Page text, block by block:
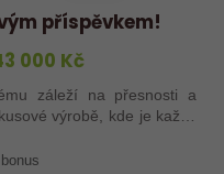
příspěvkem!
000 Kč
záleží na přesnosti a
výrobě, kde je každý